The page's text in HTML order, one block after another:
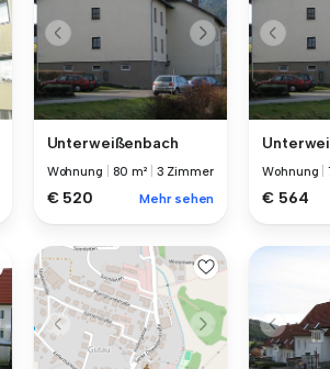
Unterweißenbach
Wohnung 80 m² 3 Zimmer
€ 520 Mehr sehen
Wohnung |
€ 564